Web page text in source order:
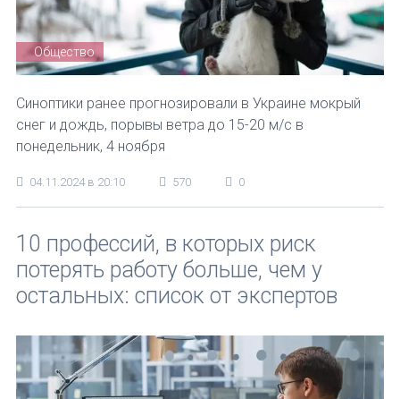
Общество
Синоптики ранее прогнозировали в Украине мокрый
снег и дождь, порывы ветра до 15-20 м/с в
понедельник, 4 ноября
04.11.2024 в 20:10 570 0
10 профессий, в которых риск
потерять работу больше, чем у
остальных: список от экспертов